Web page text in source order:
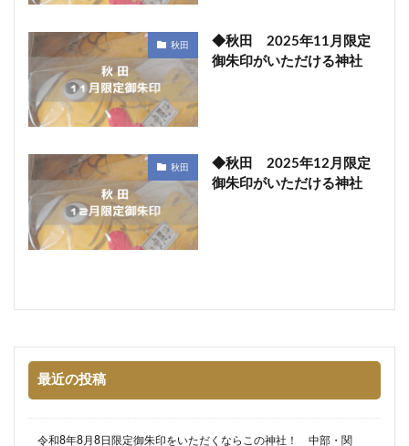
秋田
◆秋田 2025年11月限定
御朱印がいただける神社
秋田
◆秋田 2025年12月限定
御朱印がいただける神社
最近の投稿
令和8年8月8日限定御朱印をいただくならこの神社！ 中部・関